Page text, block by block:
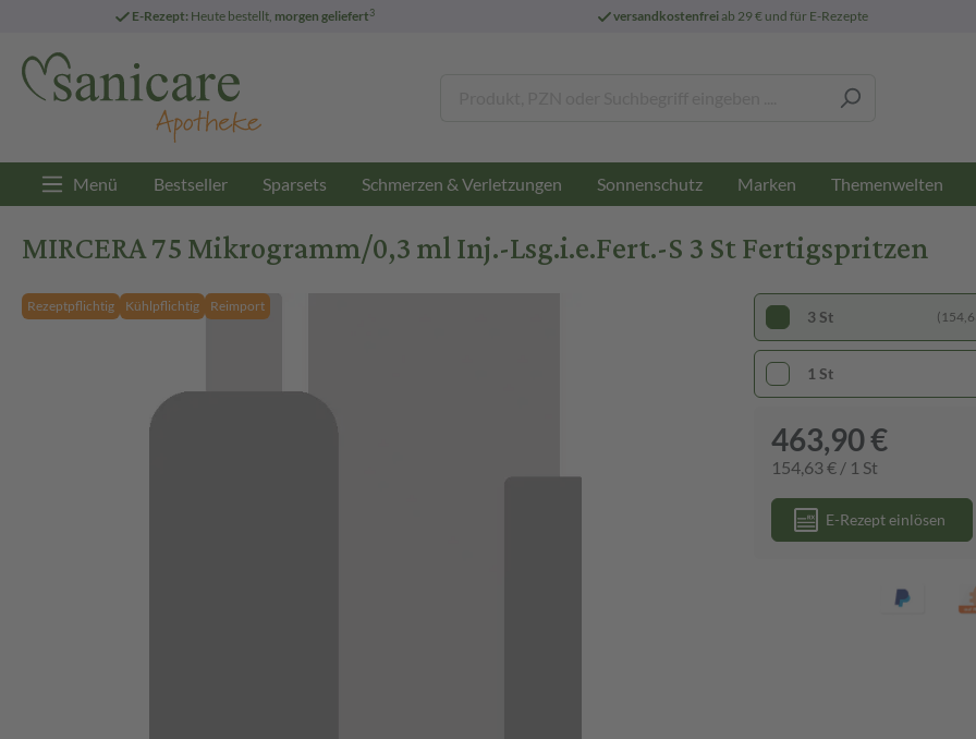
E-Rezept: Heute bestellt, morgen geliefert3 versandkostenfreiab 29 € und für E-Rezepte
Menü Bestseller Sparsets Schmerzen & Verletzungen Sonnenschutz Marken Themenwelten
MIRCERA 75 Mikrogramm/0,3 ml Inj.-Lsg.i.e.Fert.-S 3 St Fertigspritzen
Rezeptpflichtig Kühlpflichtig Reimport
3 St
1 St
463,90 €
154,63 € / 1 St
E-Rezept einlösen